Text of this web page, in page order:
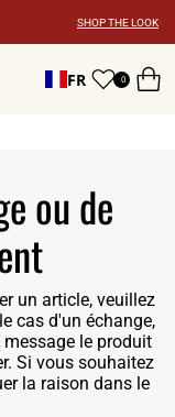
SHOP THE LOOK
FR 0
ou de
un article, veuillez
cas d'un échange,
le produit
Si vous souhaitez
la raison dans le